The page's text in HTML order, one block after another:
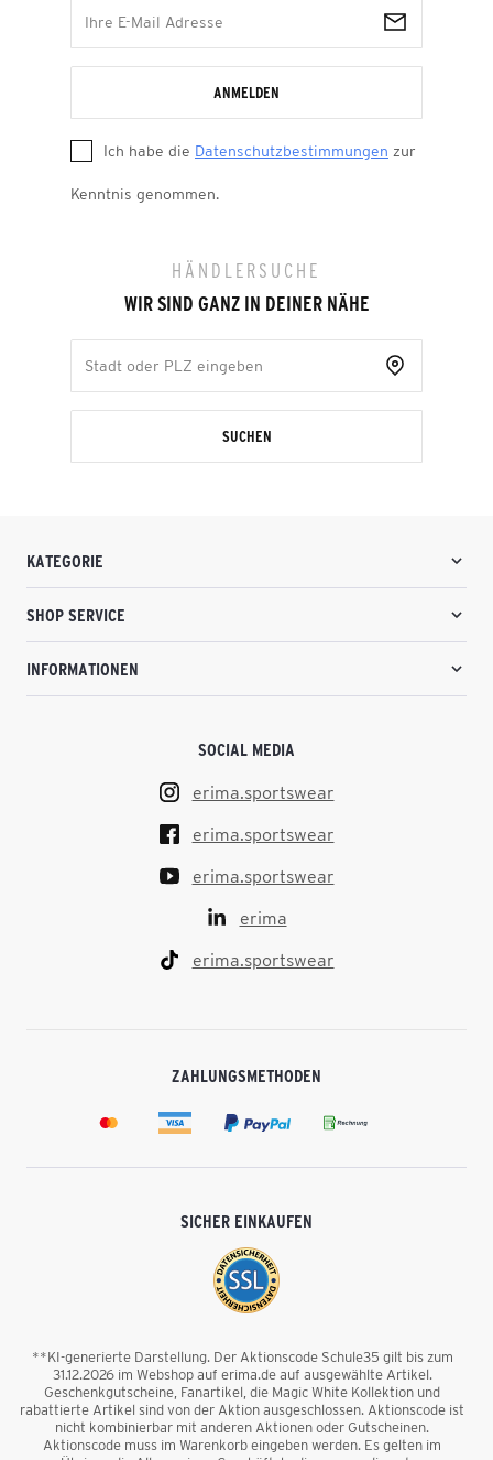
ANMELDEN
Ich habe die Datenschutzbestimmungen zur
Kenntnis genommen.
HÄNDLERSUCHE
WIR SIND GANZ IN DEINER NÄHE
SUCHEN
KATEGORIE
SHOP SERVICE
INFORMATIONEN
SOCIAL MEDIA
erima.sportswear
erima.sportswear
erima.sportswear
erima
erima.sportswear
ZAHLUNGSMETHODEN
SICHER EINKAUFEN
**KI-generierte Darstellung. Der Aktionscode Schule35 gilt bis zum
31.12.2026 im Webshop auf erima.de auf ausgewählte Artikel.
Geschenkgutscheine, Fanartikel, die Magic White Kollektion und
rabattierte Artikel sind von der Aktion ausgeschlossen. Aktionscode ist
nicht kombinierbar mit anderen Aktionen oder Gutscheinen.
Aktionscode muss im Warenkorb eingeben werden. Es gelten im